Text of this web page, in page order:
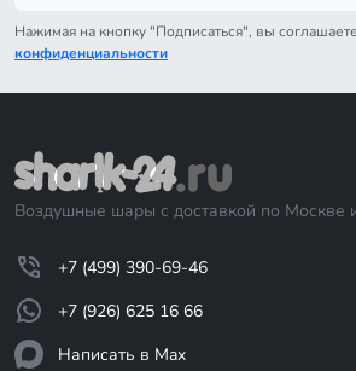
Нажимая на кнопку "Подписаться", вы
конфиденциальности
Воздушные шары с доставкой по Москве
+7 (499) 390-69-46
+7 (926) 625 16 66
Написать в Max